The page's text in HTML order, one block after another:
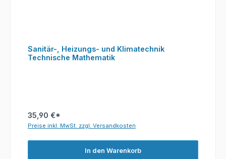
Sanitär-, Heizungs- und Klimatechnik
Technische Mathematik
35,90 €*
Preise inkl. MwSt. zzgl. Versandkosten
In den Warenkorb